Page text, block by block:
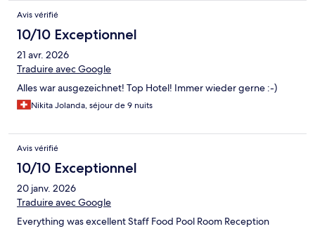
Avis vérifié
10/10 Exceptionnel
21 avr. 2026
Traduire avec Google
Alles war ausgezeichnet! Top Hotel! Immer wieder gerne :-)
Nikita Jolanda, séjour de 9 nuits
Avis vérifié
10/10 Exceptionnel
20 janv. 2026
Traduire avec Google
Everything was excellent Staff Food Pool Room Reception